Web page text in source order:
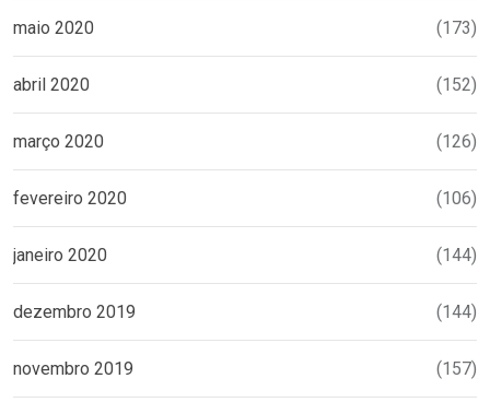
maio 2020 (173)
abril 2020 (152)
março 2020 (126)
fevereiro 2020 (106)
janeiro 2020 (144)
dezembro 2019 (144)
novembro 2019 (157)